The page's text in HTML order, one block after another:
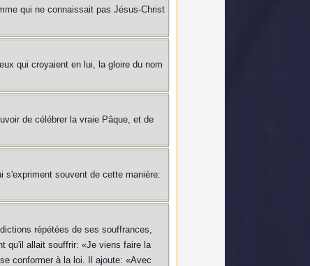
qui ne connaissait pas Jésus-Christ
qui croyaient en lui, la gloire du nom
de célébrer la vraie Pâque, et de
s'expriment souvent de cette manière:
répétées de ses souffrances,
qu'il allait souffrir: «Je viens faire la
conformer à la loi. Il ajoute: «Avec